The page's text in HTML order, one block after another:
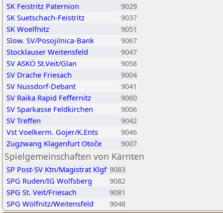
SK Feistritz Paternion
9029
SK Suetschach-Feistritz
9037
SK Woelfnitz
9051
Slow. SV/Posojilnica-Bank
9067
Stocklauser Weitensfeld
9047
SV ASKÖ St.Veit/Glan
9058
SV Drache Friesach
9004
SV Nussdorf-Debant
9041
SV Raika Rapid Feffernitz
9060
SV Sparkasse Feldkirchen
9006
SV Treffen
9042
Vst Voelkerm. Gojer/K.Ents
9046
Zugzwang Klagenfurt Otoče
9007
Spielgemeinschaften von Kärnten
SP Post-SV Ktn/Magistrat Klgf 9083
SPG Ruden/IG Wolfsberg
9082
SPG St. Veit/Friesach
9081
SPG Wölfnitz/Weitensfeld
9048